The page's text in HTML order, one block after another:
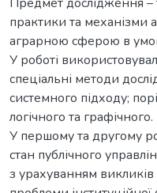
практики та механізми
аграрною сферою в
У роботі
спеціальні методи
системного підходу;
логічного та графічного.
У першому та другому
стан публічного
з урахуванням